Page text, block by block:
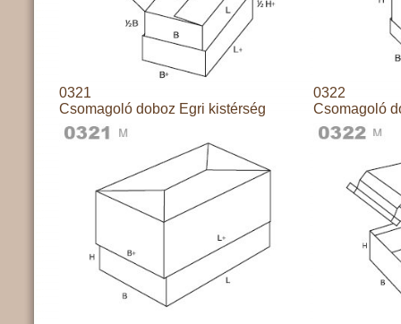
0321
Csomagoló doboz Egri kistérség
0322
Csomagoló